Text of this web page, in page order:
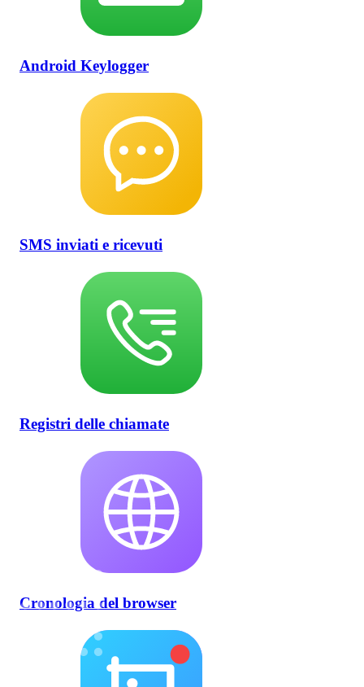
Android Keylogger
SMS inviati e ricevuti
Registri delle chiamate
Cronologia del browser